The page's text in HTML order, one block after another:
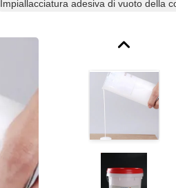
Impiallacciatura adesiva di vuoto della